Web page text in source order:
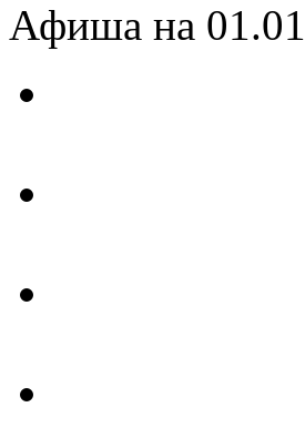
Афиша на